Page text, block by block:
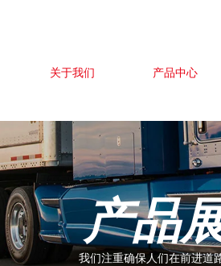
关于我们 产品中心
产品
我们注重确保人们在前进道